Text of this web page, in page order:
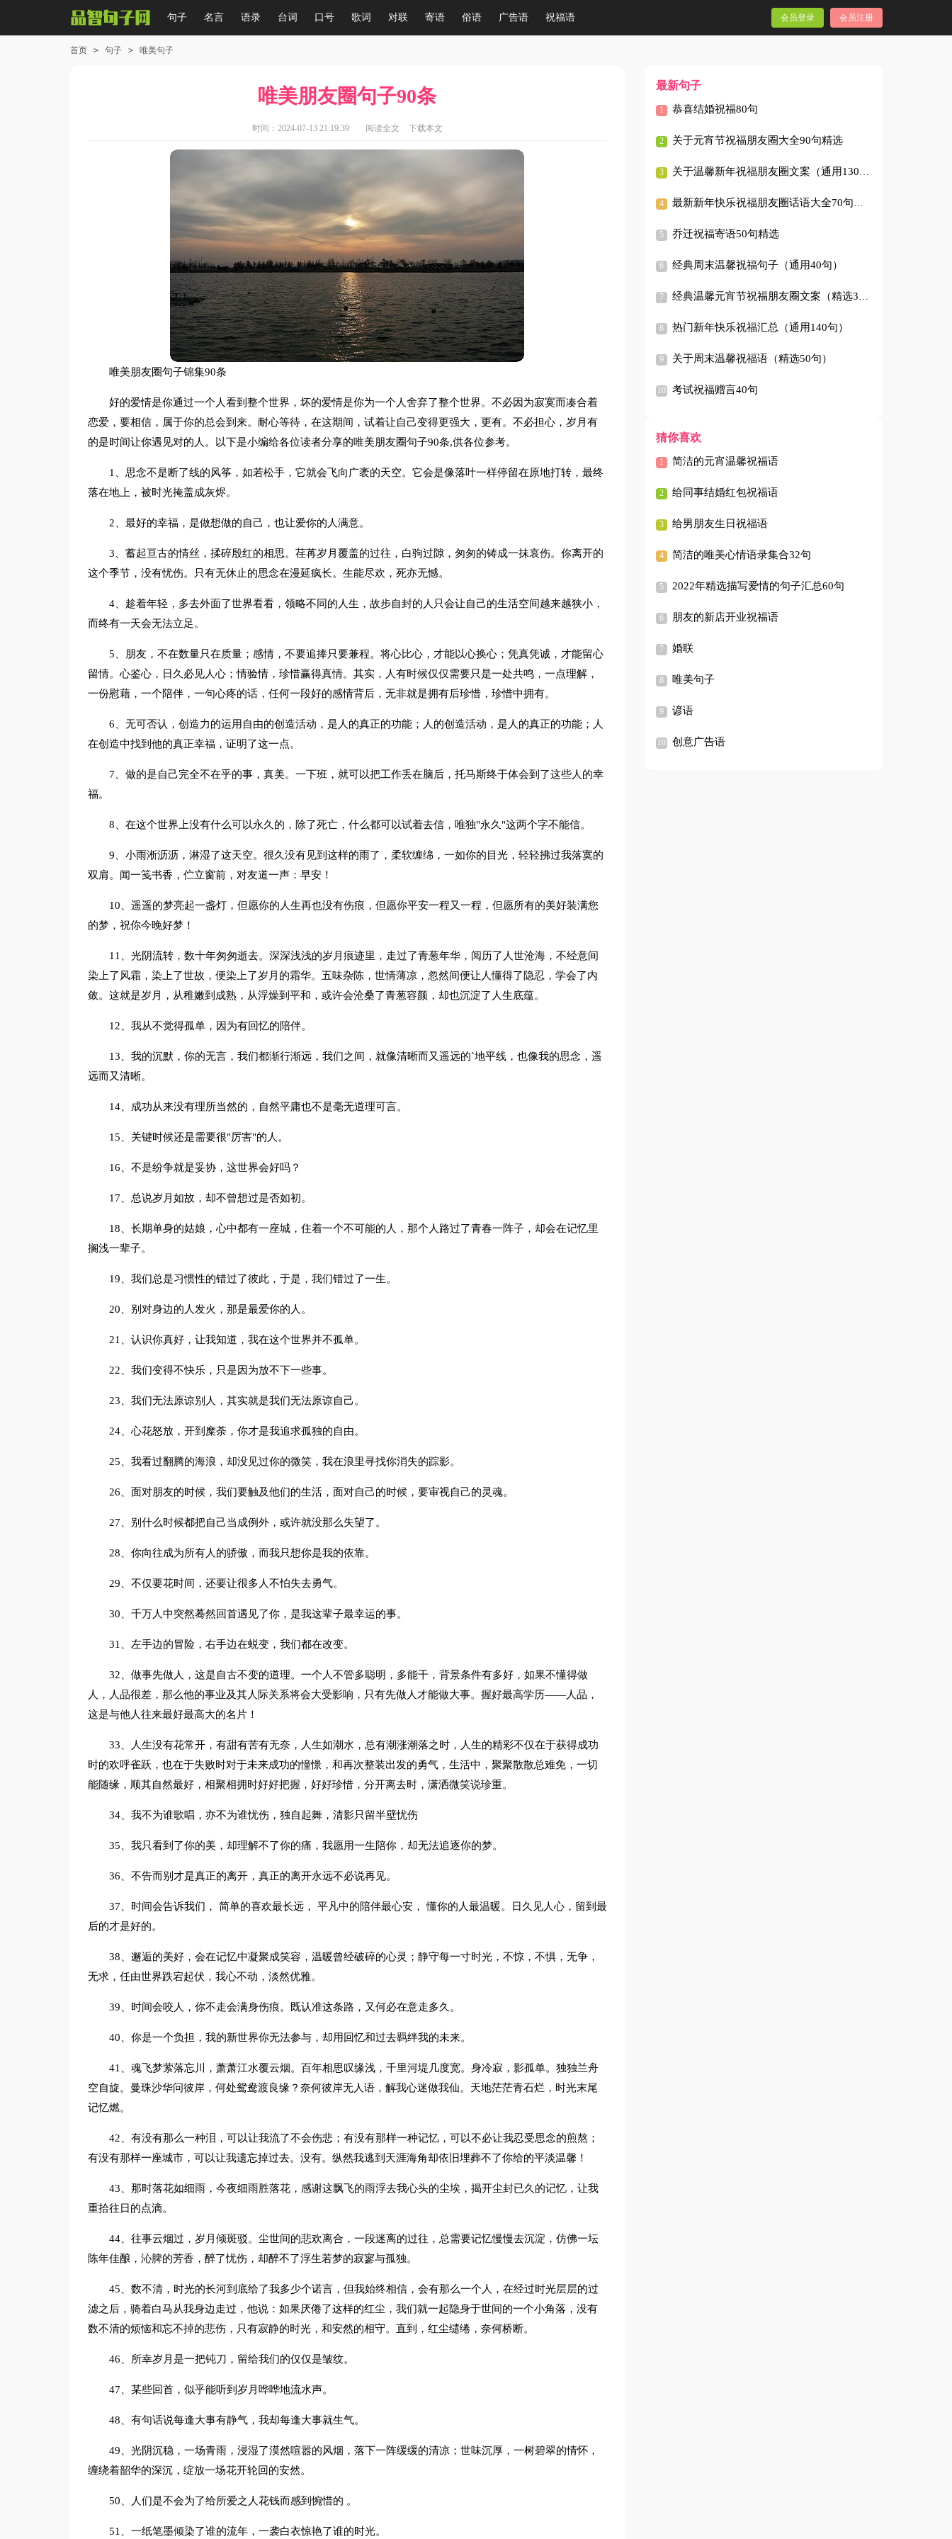
句子 名言 语录 台词 口号 歌词 对联 寄语 俗语 广告语 祝福语 会员登录 会员注册
首页 > 句子 > 唯美句子
唯美朋友圈句子90条
时间：2024-07-13 21:19:39 阅读全文 下载本文
唯美朋友圈句子锦集90条
好的爱情是你通过一个人看到整个世界，坏的爱情是你为一个人舍弃了整个世界。不必因为寂寞而凑合着
恋爱，要相信，属于你的总会到来。耐心等待，在这期间，试着让自己变得更强大，更有。不必担心，岁月有
的是时间让你遇见对的人。以下是小编给各位读者分享的唯美朋友圈句子90条,供各位参考。
1、思念不是断了线的风筝，如若松手，它就会飞向广袤的天空。它会是像落叶一样停留在原地打转，最终
落在地上，被时光掩盖成灰烬。
2、最好的幸福，是做想做的自己，也让爱你的人满意。
3、蓄起亘古的情丝，揉碎殷红的相思。荏苒岁月覆盖的过往，白驹过隙，匆匆的铸成一抹哀伤。你离开的
这个季节，没有忧伤。只有无休止的思念在漫延疯长。生能尽欢，死亦无憾。
4、趁着年轻，多去外面了世界看看，领略不同的人生，故步自封的人只会让自己的生活空间越来越狭小，
而终有一天会无法立足。
5、朋友，不在数量只在质量；感情，不要追捧只要兼程。将心比心，才能以心换心；凭真凭诚，才能留心
留情。心鉴心，日久必见人心；情验情，珍惜赢得真情。其实，人有时候仅仅需要只是一处共鸣，一点理解，
一份慰藉，一个陪伴，一句心疼的话，任何一段好的感情背后，无非就是拥有后珍惜，珍惜中拥有。
6、无可否认，创造力的运用自由的创造活动，是人的真正的功能；人的创造活动，是人的真正的功能；人
在创造中找到他的真正幸福，证明了这一点。
7、做的是自己完全不在乎的事，真美。一下班，就可以把工作丢在脑后，托马斯终于体会到了这些人的幸
福。
8、在这个世界上没有什么可以永久的，除了死亡，什么都可以试着去信，唯独"永久"这两个字不能信。
9、小雨淅沥沥，淋湿了这天空。很久没有见到这样的雨了，柔软缠绵，一如你的目光，轻轻拂过我落寞的
双肩。闻一笺书香，伫立窗前，对友道一声：早安！
10、遥遥的梦亮起一盏灯，但愿你的人生再也没有伤痕，但愿你平安一程又一程，但愿所有的美好装满您
的梦，祝你今晚好梦！
11、光阴流转，数十年匆匆逝去。深深浅浅的岁月痕迹里，走过了青葱年华，阅历了人世沧海，不经意间
染上了风霜，染上了世故，便染上了岁月的霜华。五味杂陈，世情薄凉，忽然间便让人懂得了隐忍，学会了内
敛。这就是岁月，从稚嫩到成熟，从浮燥到平和，或许会沧桑了青葱容颜，却也沉淀了人生底蕴。
12、我从不觉得孤单，因为有回忆的陪伴。
13、我的沉默，你的无言，我们都渐行渐远，我们之间，就像清晰而又遥远的`地平线，也像我的思念，遥
远而又清晰。
14、成功从来没有理所当然的，自然平庸也不是毫无道理可言。
15、关键时候还是需要很"厉害"的人。
16、不是纷争就是妥协，这世界会好吗？
17、总说岁月如故，却不曾想过是否如初。
18、长期单身的姑娘，心中都有一座城，住着一个不可能的人，那个人路过了青春一阵子，却会在记忆里
搁浅一辈子。
19、我们总是习惯性的错过了彼此，于是，我们错过了一生。
20、别对身边的人发火，那是最爱你的人。
21、认识你真好，让我知道，我在这个世界并不孤单。
22、我们变得不快乐，只是因为放不下一些事。
23、我们无法原谅别人，其实就是我们无法原谅自己。
24、心花怒放，开到糜荼，你才是我追求孤独的自由。
25、我看过翻腾的海浪，却没见过你的微笑，我在浪里寻找你消失的踪影。
26、面对朋友的时候，我们要触及他们的生活，面对自己的时候，要审视自己的灵魂。
27、别什么时候都把自己当成例外，或许就没那么失望了。
28、你向往成为所有人的骄傲，而我只想你是我的依靠。
29、不仅要花时间，还要让很多人不怕失去勇气。
30、千万人中突然蓦然回首遇见了你，是我这辈子最幸运的事。
31、左手边的冒险，右手边在蜕变，我们都在改变。
32、做事先做人，这是自古不变的道理。一个人不管多聪明，多能干，背景条件有多好，如果不懂得做
人，人品很差，那么他的事业及其人际关系将会大受影响，只有先做人才能做大事。握好最高学历——人品，
这是与他人往来最好最高大的名片！
33、人生没有花常开，有甜有苦有无奈，人生如潮水，总有潮涨潮落之时，人生的精彩不仅在于获得成功
时的欢呼雀跃，也在于失败时对于未来成功的憧憬，和再次整装出发的勇气，生活中，聚聚散散总难免，一切
能随缘，顺其自然最好，相聚相拥时好好把握，好好珍惜，分开离去时，潇洒微笑说珍重。
34、我不为谁歌唱，亦不为谁忧伤，独自起舞，清影只留半壁忧伤
35、我只看到了你的美，却理解不了你的痛，我愿用一生陪你，却无法追逐你的梦。
36、不告而别才是真正的离开，真正的离开永远不必说再见。
37、时间会告诉我们， 简单的喜欢最长远， 平凡中的陪伴最心安， 懂你的人最温暖。日久见人心，留到最
后的才是好的。
38、邂逅的美好，会在记忆中凝聚成笑容，温暖曾经破碎的心灵；静守每一寸时光，不惊，不惧，无争，
无求，任由世界跌宕起伏，我心不动，淡然优雅。
39、时间会咬人，你不走会满身伤痕。既认准这条路，又何必在意走多久。
40、你是一个负担，我的新世界你无法参与，却用回忆和过去羁绊我的未来。
41、魂飞梦萦落忘川，萧萧江水覆云烟。百年相思叹缘浅，千里河堤几度宽。身冷寂，影孤单。独独兰舟
空自旋。曼珠沙华问彼岸，何处鸳鸯渡良缘？奈何彼岸无人语，解我心迷做我仙。天地茫茫青石烂，时光末尾
记忆燃。
42、有没有那么一种泪，可以让我流了不会伤悲；有没有那样一种记忆，可以不必让我忍受思念的煎熬；
有没有那样一座城市，可以让我遗忘掉过去。没有。纵然我逃到天涯海角却依旧埋葬不了你给的平淡温馨！
43、那时落花如细雨，今夜细雨胜落花，感谢这飘飞的雨浮去我心头的尘埃，揭开尘封已久的记忆，让我
重拾往日的点滴。
44、往事云烟过，岁月倾斑驳。尘世间的悲欢离合，一段迷离的过往，总需要记忆慢慢去沉淀，仿佛一坛
陈年佳酿，沁脾的芳香，醉了忧伤，却醉不了浮生若梦的寂寥与孤独。
45、数不清，时光的长河到底给了我多少个诺言，但我始终相信，会有那么一个人，在经过时光层层的过
滤之后，骑着白马从我身边走过，他说：如果厌倦了这样的红尘，我们就一起隐身于世间的一个小角落，没有
数不清的烦恼和忘不掉的悲伤，只有寂静的时光，和安然的相守。直到，红尘缱绻，奈何桥断。
46、所幸岁月是一把钝刀，留给我们的仅仅是皱纹。
47、某些回首，似乎能听到岁月哗哗地流水声。
48、有句话说每逢大事有静气，我却每逢大事就生气。
49、光阴沉稳，一场青雨，浸湿了漠然喧嚣的风烟，落下一阵缓缓的清凉；世味沉厚，一树碧翠的情怀，
缠绕着韶华的深沉，绽放一场花开轮回的安然。
50、人们是不会为了给所爱之人花钱而感到惋惜的 。
51、一纸笔墨倾染了谁的流年，一袭白衣惊艳了谁的时光。
最新句子
恭喜结婚祝福80句
关于元宵节祝福朋友圈大全90句精选
关于温馨新年祝福朋友圈文案（通用130句）
最新新年快乐祝福朋友圈话语大全70句精选
乔迁祝福寄语50句精选
经典周末温馨祝福句子（通用40句）
经典温馨元宵节祝福朋友圈文案（精选30句）
热门新年快乐祝福汇总（通用140句）
关于周末温馨祝福语（精选50句）
考试祝福赠言40句
猜你喜欢
简洁的元宵温馨祝福语
给同事结婚红包祝福语
给男朋友生日祝福语
简洁的唯美心情语录集合32句
2022年精选描写爱情的句子汇总60句
朋友的新店开业祝福语
婚联
唯美句子
谚语
创意广告语